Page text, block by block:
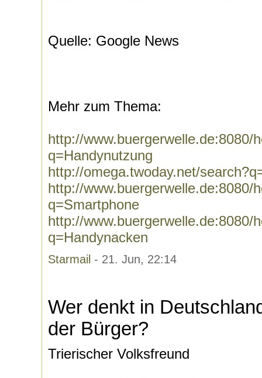
Quelle: Google News
Mehr zum Thema:
http://www.buergerwelle.de:8080/
q=Handynutzung
http://omega.twoday.net/
http://www.buergerwelle.de:8080/
q=Smartphone
http://www.buergerwelle.de:8080/
q=Handynacken
Starmail - 21. Jun, 22:14
Wer denkt in
der Bürger?
Trierischer Volksfreund